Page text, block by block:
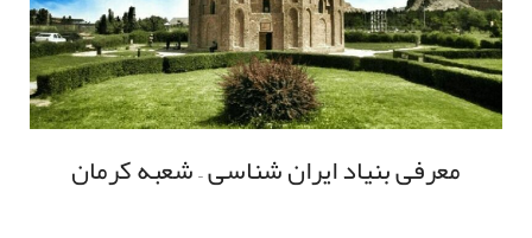
معرفی بنیاد ایران شناسی – شعبه کرمان